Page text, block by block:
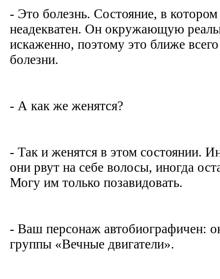
- Это болезнь. Состояние, в котором
неадекватен. Он окружающую
искаженно, поэтому это ближе
болезни.
- А как же женятся?
- Так и женятся в этом состоянии.
они рвут на себе волосы, иногда
Могу им только позавидовать.
- Ваш персонаж автобиографичен:
группы «Вечные двигатели».